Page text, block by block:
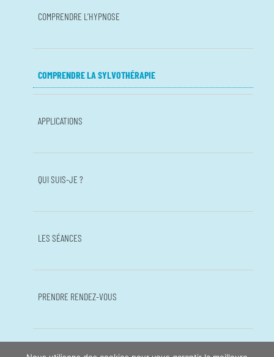
COMPRENDRE L’HYPNOSE
COMPRENDRE LA SYLVOTHÉRAPIE
APPLICATIONS
QUI SUIS-JE ?
LES SÉANCES
PRENDRE RENDEZ-VOUS
TÉMOIGNAGES